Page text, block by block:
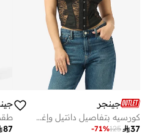
جينجر
كورسيه بتفاصيل دانتيل وإغلاق بخطاف
37
125
-71%
87